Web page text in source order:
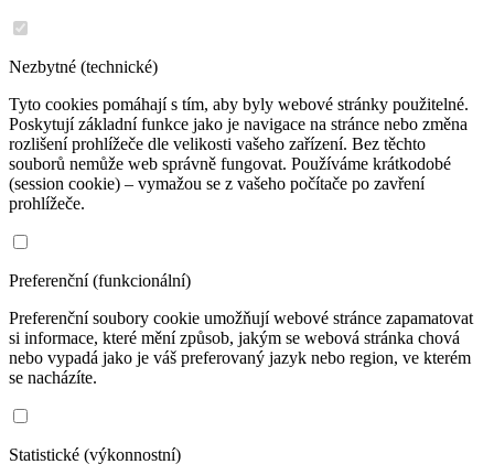
Nezbytné (technické)
Tyto cookies pomáhají s tím, aby byly webové stránky použitelné.
Poskytují základní funkce jako je navigace na stránce nebo změna
rozlišení prohlížeče dle velikosti vašeho zařízení. Bez těchto
souborů nemůže web správně fungovat. Používáme krátkodobé
(session cookie) – vymažou se z vašeho počítače po zavření
prohlížeče.
Preferenční (funkcionální)
Preferenční soubory cookie umožňují webové stránce zapamatovat
si informace, které mění způsob, jakým se webová stránka chová
nebo vypadá jako je váš preferovaný jazyk nebo region, ve kterém
se nacházíte.
Statistické (výkonnostní)